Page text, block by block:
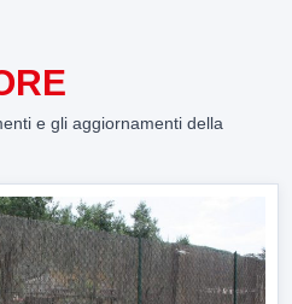
e gli aggiornamenti della